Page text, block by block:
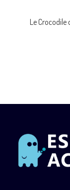
articlesLe